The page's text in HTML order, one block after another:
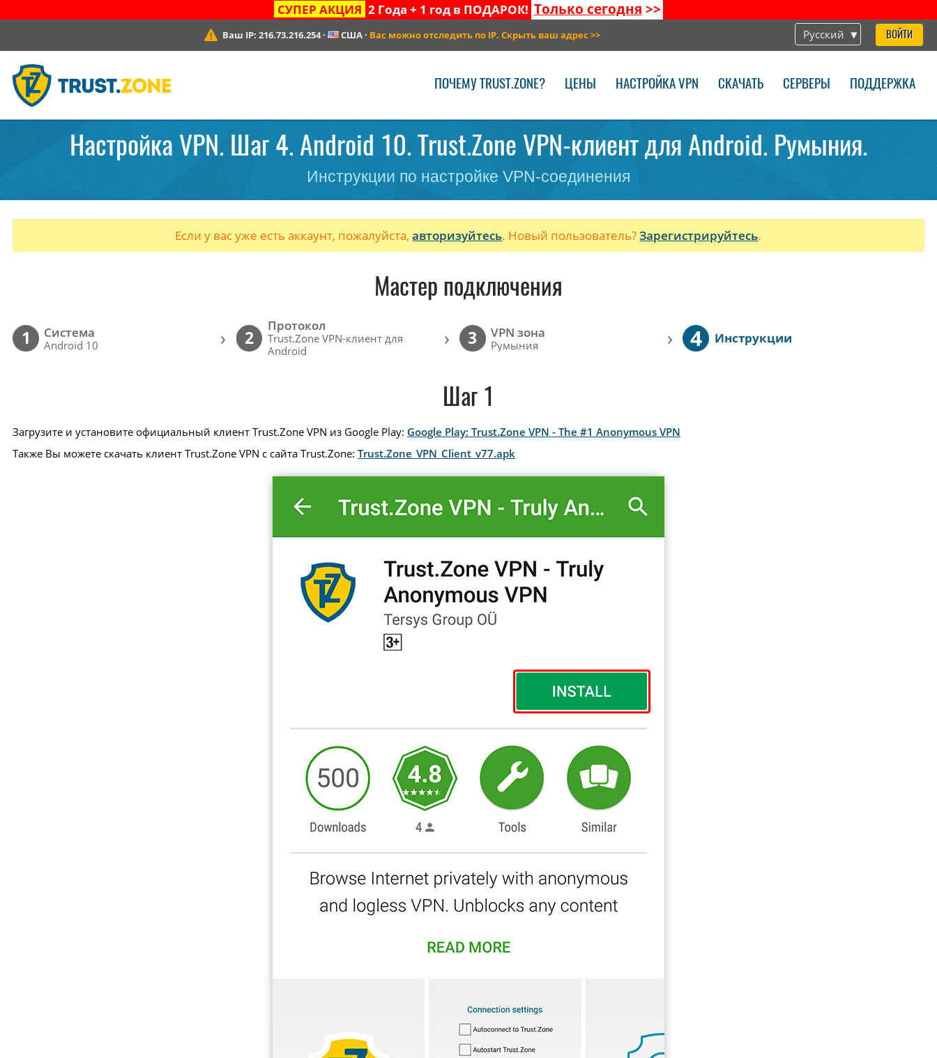
СУПЕР АКЦИЯ 2 Года + 1 год в ПОДАРОК! Только сегодня >>
Русский ВОЙТИ
Ваш IP:216.73.216.254· США· Вас можно отследить по IP. Скрыть ваш адрес >>
ПОЧЕМУ TRUST.ZONE? ЦЕНЫ НАСТРОЙКА VPN СКАЧАТЬ СЕРВЕРЫ ПОДДЕРЖКА
Настройка VPN. Шаг 4. Android 10. Trust.Zone VPN-клиент для Android. Румыния.
Инструкции по настройке VPN-соединения
Если у вас уже есть аккаунт, пожалуйста,авторизуйтесь. Новый пользователь?Зарегистрируйтесь.
Мастер подключения
1 Cистема
Android 10 › 2
Протокол
Trust.Zone VPN-клиент для
Android
› 3 VPN зона
Румыния › 4 Инструкции
Шаг 1
Загрузите и установите официальный клиент Trust.Zone VPN из Google Play: Google Play: Trust.Zone VPN - The #1 Anonymous VPN
Также Вы можете скачать клиент Trust.Zone VPN с сайта Trust.Zone:Trust.Zone_VPN_Client_v77.apk